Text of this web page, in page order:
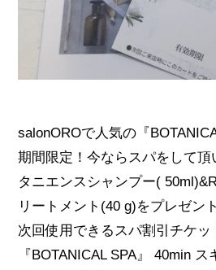
salonOROで人気の『
期間限定！今ならスパをして
タニエンスシャンプー(
リートメント(40 g)をプレゼン
次回使用できるスパ割引チケッ
『BOTANICAL SPA』 40min